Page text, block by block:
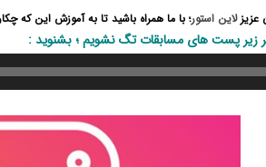
عزیزلاین استور؛ با ما همراه باشید تا به آموزش این که
زیر پست های مسابقات تگ نشویم ؛ بشنوید :